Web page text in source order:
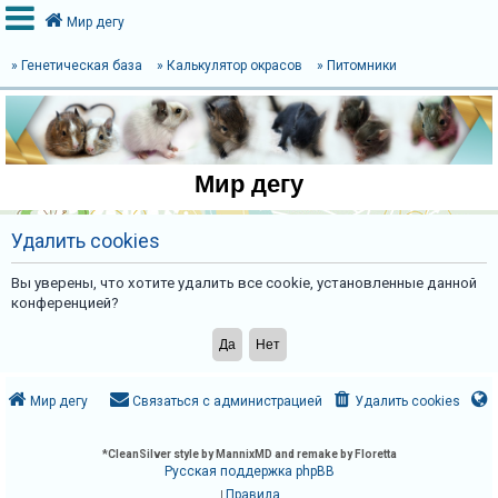
В
х
о
Р
е
т
Мир дегу
» Генетическая база » Калькулятор окрасов » Питомники
Мир дегу
Удалить cookies
Вы уверены, что хотите удалить все cookie, установленные данной
конференцией?
Мир дегу Удалить cookies
Связаться с администрацией
*CleanSilver style by MannixMD and remake by Floretta
Русская поддержка phpBB
Правила